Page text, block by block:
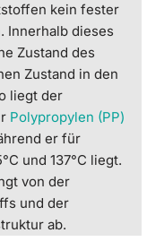
kein fester
Innerhalb dieses
Zustand des
Zustand in den
liegt der
Polypropylen (PP)
er für
und 137°C liegt.
von der
und der
ab.